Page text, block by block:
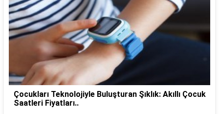
Çocukları Teknolojiyle Buluşturan Şıklık: Akıllı Çocuk
Saatleri Fiyatları..